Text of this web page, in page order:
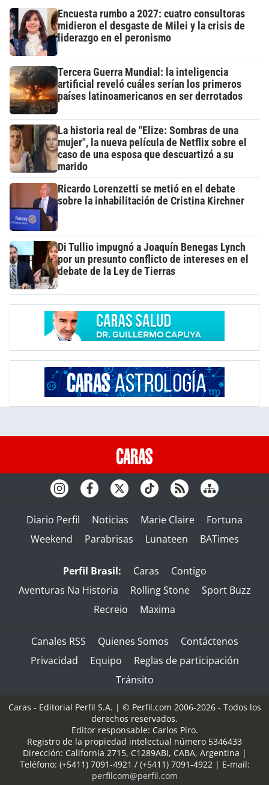
Encuesta rumbo a 2027: cuatro consultoras
midieron el desgaste de Milei y la crisis de
liderazgo en el peronismo
Tercera Guerra Mundial: la inteligencia
artificial reveló cuáles serían los primeros
países latinoamericanos en ser derrotados
La historia real de "Elize: Sombras de una
mujer", la nueva película de Netflix sobre el
caso de una esposa que descuartizó a su
marido
Ricardo Lorenzetti se metió en el debate
sobre la inhabilitación de Cristina Kirchner
Di Tullio impugnó a Joaquín Benegas Lynch
por un presunto conflicto de intereses en el
debate de la Ley de Tierras
Diario Perfil Noticias Marie Claire
Fortuna
Weekend
Parabrisas Lunateen BATimes
Perfil Brasil: Caras
Contigo
Aventuras Na Historia
Rolling Stone
Sport Buzz
Recreio
Maxima
Canales RSS Quienes Somos
Contáctenos
Privacidad
Equipo
Reglas de participación
Tránsito
Caras - Editorial Perfil S.A. | © Perfil.com 2006-2026 - Todos los
derechos reservados.
Editor responsable: Carlos Piro.
Registro de la propiedad intelectual número 5346433
Dirección: California 2715, C1289ABI, CABA, Argentina |
Teléfono: (+5411) 7091-4921 / (+5411) 7091-4922 | E-mail:
perfilcom@perfil.com